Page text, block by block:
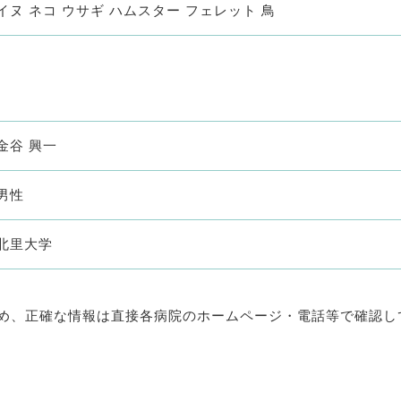
ヌ ネコ ウサギ ハムスター フェレット 鳥
谷 興一
性
里大学
正確な情報は直接各病院のホームページ・電話等で確認し